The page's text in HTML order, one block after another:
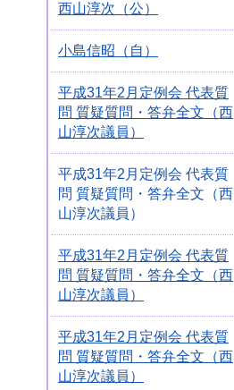
西山淳次（公）
小島信昭（自）
平成31年2月定例会 代表質
問 質疑質問・答弁全文（西
山淳次議員）
平成31年2月定例会 代表質
問 質疑質問・答弁全文（西
山淳次議員）
平成31年2月定例会 代表質
問 質疑質問・答弁全文（西
山淳次議員）
平成31年2月定例会 代表質
問 質疑質問・答弁全文（西
山淳次議員）